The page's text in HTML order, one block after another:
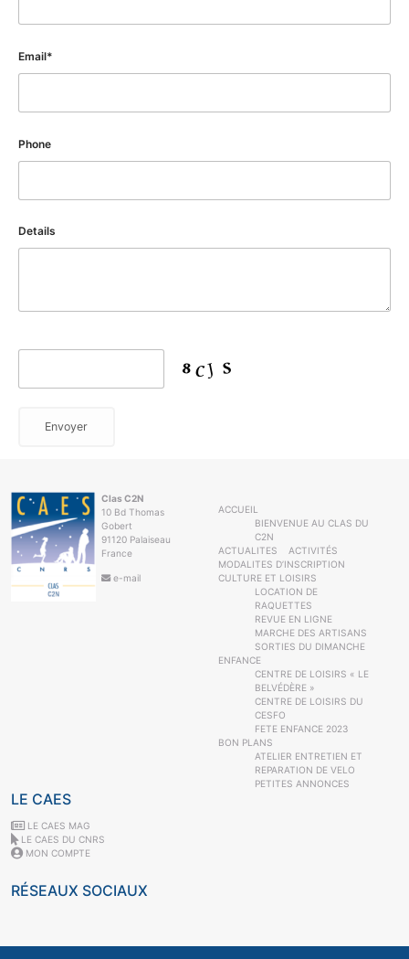
Email*
Phone
Details
Clas C2N
10 Bd Thomas
Gobert
91120 Palaiseau
France
e-mail
ACCUEIL
BIENVENUE AU CLAS DU
C2N
ACTUALITES
ACTIVITÉS
MODALITES D’INSCRIPTION
CULTURE ET LOISIRS
LOCATION DE
RAQUETTES
REVUE EN LIGNE
MARCHE DES ARTISANS
SORTIES DU DIMANCHE
ENFANCE
CENTRE DE LOISIRS « LE
BELVÉDÈRE »
CENTRE DE LOISIRS DU
CESFO
FETE ENFANCE 2023
BON PLANS
ATELIER ENTRETIEN ET
REPARATION DE VELO
PETITES ANNONCES
LE CAES
LE CAES MAG
LE CAES DU CNRS
MON COMPTE
RÉSEAUX SOCIAUX